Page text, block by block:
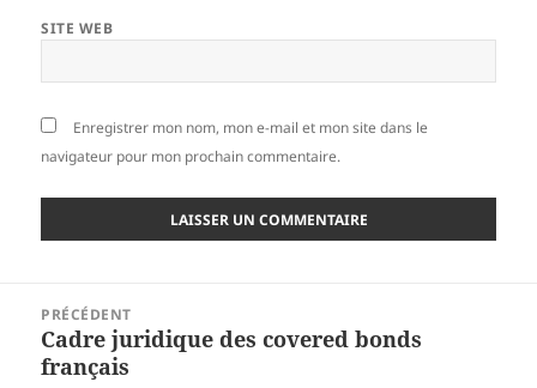
SITE WEB
Enregistrer mon nom, mon e-mail et mon site dans le
navigateur pour mon prochain commentaire.
l’article
PRÉCÉDENT
Article
précédent :
Cadre juridique des covered bonds
français